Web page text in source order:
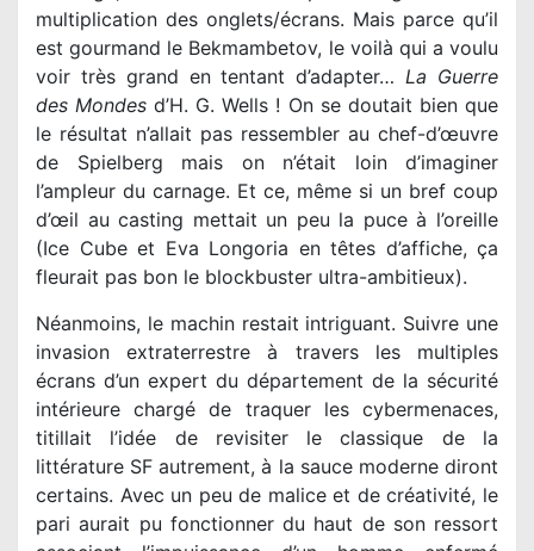
multiplication des onglets/écrans. Mais parce qu’il
est gourmand le Bekmambetov, le voilà qui a voulu
voir très grand en tentant d’adapter… La Guerre
des Mondes d’H. G. Wells ! On se doutait bien que
le résultat n’allait pas ressembler au chef-d’œuvre
de Spielberg mais on n’était loin d’imaginer
l’ampleur du carnage. Et ce, même si un bref coup
d’œil au casting mettait un peu la puce à l’oreille
(Ice Cube et Eva Longoria en têtes d’affiche, ça
fleurait pas bon le blockbuster ultra-ambitieux).
Néanmoins, le machin restait intriguant. Suivre une
invasion extraterrestre à travers les multiples
écrans d’un expert du département de la sécurité
intérieure chargé de traquer les cybermenaces,
titillait l’idée de revisiter le classique de la
littérature SF autrement, à la sauce moderne diront
certains. Avec un peu de malice et de créativité, le
pari aurait pu fonctionner du haut de son ressort